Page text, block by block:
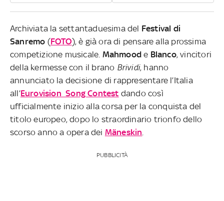
Archiviata la settantaduesima del Festival di
Sanremo (FOTO), è già ora di pensare alla prossima
competizione musicale. Mahmood e Blanco, vincitori
della kermesse con il brano Brividi, hanno
annunciato la decisione di rappresentare l’Italia
all’Eurovision Song Contest dando così
ufficialmente inizio alla corsa per la conquista del
titolo europeo, dopo lo straordinario trionfo dello
scorso anno a opera dei Mäneskin
PUBBLICITÀ